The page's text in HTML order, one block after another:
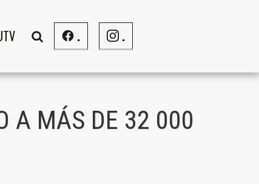
. .
A MÁS DE 32 000